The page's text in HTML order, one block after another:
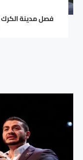
فصل مدينة